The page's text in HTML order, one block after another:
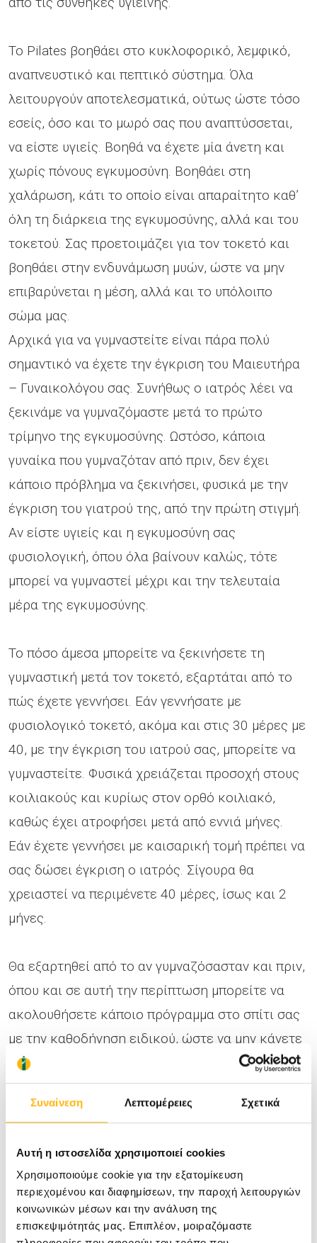
Συναίνεση Λεπτομέρειες Σχετικά
Αυτή η ιστοσελίδα χρησιμοποιεί cookies
Χρησιμοποιούμε cookie για την εξατομίκευση
περιεχομένου και διαφημίσεων, την παροχή λειτουργιών
κοινωνικών μέσων και την ανάλυση της
επισκεψιμότητάς μας. Επιπλέον, μοιραζόμαστε
Το Pilates βοηθάει στο κυκλοφορικό, λεμφικό,
αναπνευστικό και πεπτικό σύστημα. Όλα
λειτουργούν αποτελεσματικά, ούτως ώστε τόσο
εσείς, όσο και το μωρό σας που αναπτύσσεται,
να είστε υγιείς. Βοηθά να έχετε μία άνετη και
χωρίς πόνους εγκυμοσύνη. Βοηθάει στη
χαλάρωση, κάτι το οποίο είναι απαραίτητο καθ’
όλη τη διάρκεια της εγκυμοσύνης, αλλά και του
τοκετού. Σας προετοιμάζει για τον τοκετό και
βοηθάει στην ενδυνάμωση μυών, ώστε να μην
επιβαρύνεται η μέση, αλλά και το υπόλοιπο
σώμα μας.
Αρχικά για να γυμναστείτε είναι πάρα πολύ
σημαντικό να έχετε την έγκριση του Μαιευτήρα
– Γυναικολόγου σας. Συνήθως ο ιατρός λέει να
ξεκινάμε να γυμναζόμαστε μετά το πρώτο
τρίμηνο της εγκυμοσύνης. Ωστόσο, κάποια
γυναίκα που γυμναζόταν από πριν, δεν έχει
κάποιο πρόβλημα να ξεκινήσει, φυσικά με την
έγκριση του γιατρού της, από την πρώτη στιγμή.
Αν είστε υγιείς και η εγκυμοσύνη σας
φυσιολογική, όπου όλα βαίνουν καλώς, τότε
μπορεί να γυμναστεί μέχρι και την τελευταία
μέρα της εγκυμοσύνης.
Το πόσο άμεσα μπορείτε να ξεκινήσετε τη
γυμναστική μετά τον τοκετό, εξαρτάται από το
πώς έχετε γεννήσει. Εάν γεννήσατε με
φυσιολογικό τοκετό, ακόμα και στις 30 μέρες με
40, με την έγκριση του ιατρού σας, μπορείτε να
γυμναστείτε. Φυσικά χρειάζεται προσοχή στους
κοιλιακούς και κυρίως στον ορθό κοιλιακό,
καθώς έχει ατροφήσει μετά από εννιά μήνες.
Εάν έχετε γεννήσει με καισαρική τομή πρέπει να
σας δώσει έγκριση ο ιατρός. Σίγουρα θα
χρειαστεί να περιμένετε 40 μέρες, ίσως και 2
μήνες.
Θα εξαρτηθεί από το αν γυμναζόσασταν και πριν,
όπου και σε αυτή την περίπτωση μπορείτε να
ακολουθήσετε κάποιο πρόγραμμα στο σπίτι σας
με την καθοδήγηση ειδικού, ώστε να μην κάνετε
κάποια λάθος άσκηση.
Συμβουλή μου στις μέλλουσες, αλλά και τις νέες
σώμα σας, ιδιαίτερα σε αυτή την περίοδο της
ζωής σας!
Και πάνω απ’ όλα… να μην ξεχνάτε τον εαυτό
σας!